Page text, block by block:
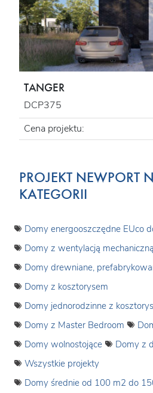
TANGER
DCP375
Cena projektu:
PROJEKT NEWPORT
KATEGORII
Domy energooszczędne EUco
Domy z wentylacją mechaniczną
Domy drewniane,
Domy z kosztorysem
Domy jednorodzinne z
Domy z Master Bedroom
Domy wolnostojące
Domy z
Wszystkie projekty
Domy średnie od 100 m2 do